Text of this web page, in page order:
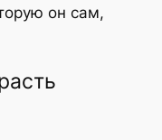
он сам,